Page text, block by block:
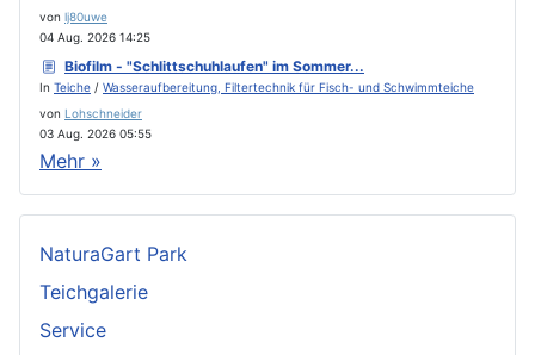
von lj80uwe
04 Aug. 2026 14:25
Biofilm - "Schlittschuhlaufen" im Sommer...
In Teiche / Wasseraufbereitung, Filtertechnik für Fisch- und Schwimmteiche
von Lohschneider
03 Aug. 2026 05:55
Mehr »
NaturaGart Park
Teichgalerie
Service